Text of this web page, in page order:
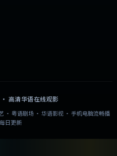
· 高清华语在线观影
· 粤语剧场 · 华语影视 · 手机电脑流畅播
日更新